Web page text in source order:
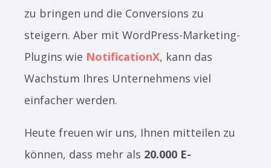
zu bringen und die Conversions zu
steigern. Aber mit WordPress-Marketing-
Plugins wie NotificationX, kann das
Wachstum Ihres Unternehmens viel
einfacher werden.
Heute freuen wir uns, Ihnen mitteilen zu
können, dass mehr als 20.000 E-